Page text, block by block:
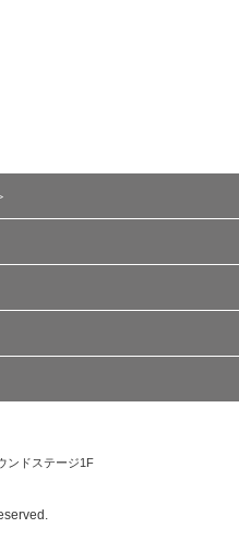
ンドステージ1F